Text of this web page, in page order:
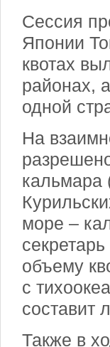
Сессия
Японии
квотах
районах,
одной
На
кальмара
море –
объему
с
составит
Также в